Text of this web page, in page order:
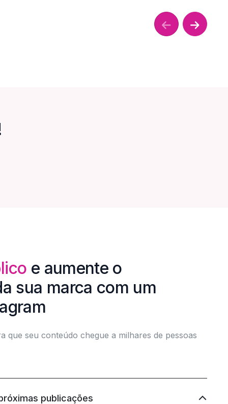
e aumente o
sua marca com um
que seu conteúdo chegue a milhares de pessoas
publicações